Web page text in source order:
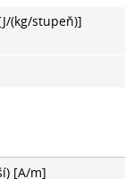
(kg/stupeň)]
[A/m]